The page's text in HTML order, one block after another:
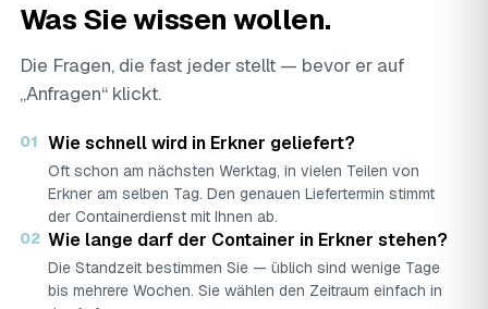
Was Sie wissen wollen.
Die Fragen, die fast jeder stellt — bevor er auf
„Anfragen“ klickt.
01 Wie schnell wird in Erkner geliefert?
Oft schon am nächsten Werktag, in vielen Teilen von
Erkner am selben Tag. Den genauen Liefertermin stimmt
der Containerdienst mit Ihnen ab.
02 Wie lange darf der Container in Erkner stehen?
Die Standzeit bestimmen Sie — üblich sind wenige Tage
bis mehrere Wochen. Sie wählen den Zeitraum einfach in